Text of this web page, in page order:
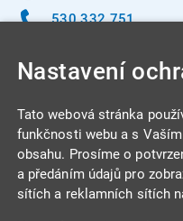
530 332 751
INTEGRA CENTRUM s.r.o.
Jabloňová 662/7
Nastavení
Tato webová stránka
funkčnosti webu a s
obsahu. Prosíme o
a předáním údajů pro
sítích a reklamních sítích